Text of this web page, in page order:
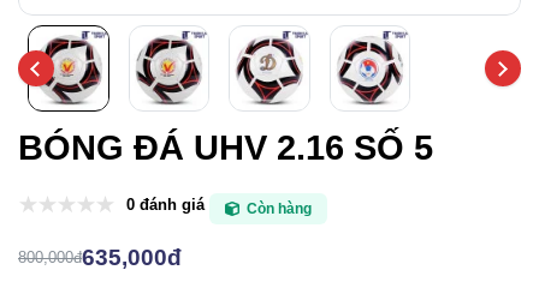
BÓNG ĐÁ UHV 2.16 SỐ 5
0 đánh giá Còn hàng
800,000đ635,000đ